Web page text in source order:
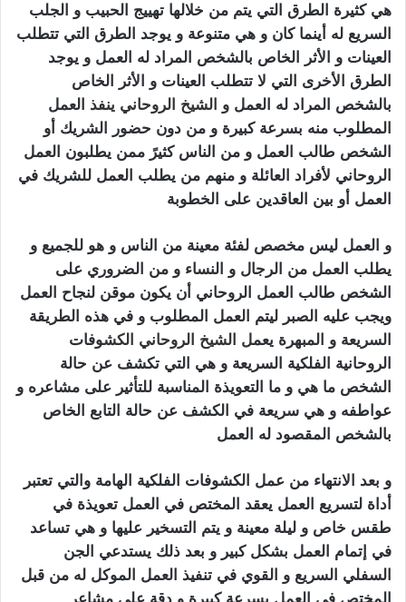
هي كثيرة الطرق التي يتم من خلالها تهييج الحبيب و الجلب
السريع له أينما كان و هي متنوعة و يوجد الطرق التي تتطلب
العينات و الأثر الخاص بالشخص المراد له العمل و يوجد
الطرق الأخرى التي لا تتطلب العينات و الأثر الخاص
بالشخص المراد له العمل و الشيخ الروحاني ينفذ العمل
المطلوب منه بسرعة كبيرة و من دون حضور الشريك أو
الشخص طالب العمل و من الناس كثيرً ممن يطلبون العمل
الروحاني لأفراد العائلة و منهم من يطلب العمل للشريك في
العمل أو بين العاقدين على الخطوبة
و العمل ليس مخصص لفئة معينة من الناس و هو للجميع و
يطلب العمل من الرجال و النساء و من الضروري على
الشخص طالب العمل الروحاني أن يكون موقن لنجاح العمل
ويجب عليه الصبر ليتم العمل المطلوب و في هذه الطريقة
السريعة و المبهرة يعمل الشيخ الروحاني الكشوفات
الروحانية الفلكية السريعة و هي التي تكشف عن حالة
الشخص ما هي و ما التعويذة المناسبة للتأثير على مشاعره و
عواطفه و هي سريعة في الكشف عن حالة التابع الخاص
بالشخص المقصود له العمل
و بعد الانتهاء من عمل الكشوفات الفلكية الهامة والتي تعتبر
أداة لتسريع العمل يعقد المختص في العمل تعويذة في
طقس خاص و ليلة معينة و يتم التسخير عليها و هي تساعد
في إتمام العمل بشكل كبير و بعد ذلك يستدعي الجن
السفلي السريع و القوي في تنفيذ العمل الموكل له من قبل